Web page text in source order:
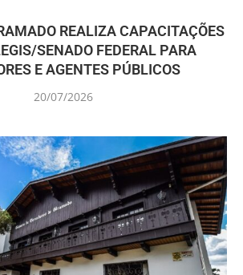
REALIZA CAPACITAÇÕES
SENADO FEDERAL PARA
E AGENTES PÚBLICOS
20/07/2026